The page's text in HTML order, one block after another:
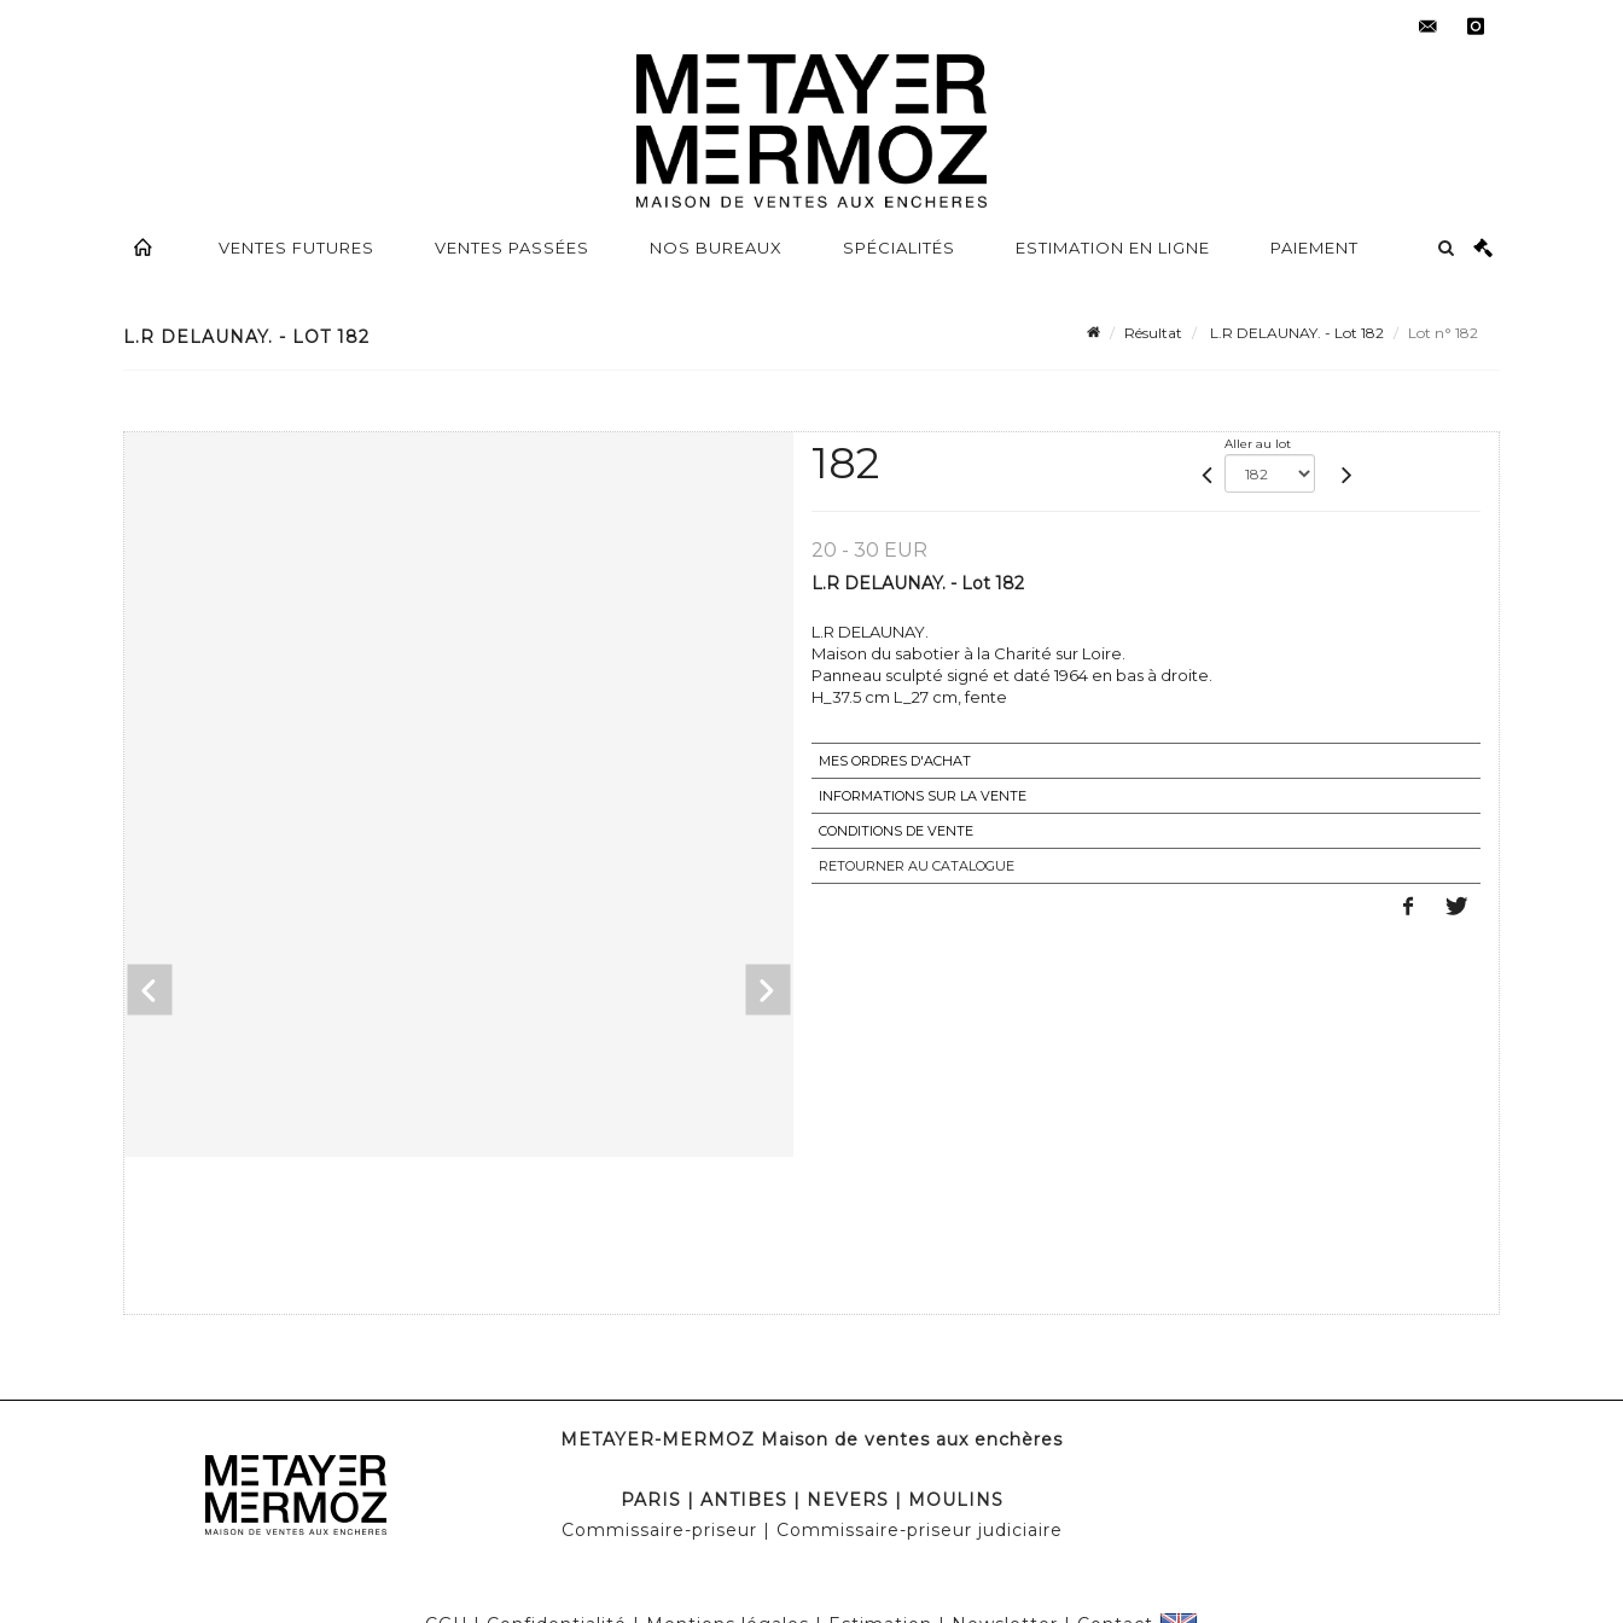
VENTES FUTURES VENTES PASSÉES NOS BUREAUX SPÉCIALITÉS ESTIMATION EN LIGNE PAIEMENT
L.R DELAUNAY. - LOT 182 Résultat L.R DELAUNAY. - Lot 182 Lot n° 182
182 Aller au lot
20 - 30 EUR
L.R DELAUNAY. - Lot 182
L.R DELAUNAY.
Maison du sabotier à la Charité sur Loire.
Panneau sculpté signé et daté 1964 en bas à droite.
H_37.5 cm L_27 cm, fente
MES ORDRES D'ACHAT
INFORMATIONS SUR LA VENTE
CONDITIONS DE VENTE
RETOURNER AU CATALOGUE
METAYER-MERMOZ Maison de ventes aux enchères
PARIS | ANTIBES | NEVERS | MOULINS
Commissaire-priseur | Commissaire-priseur judiciaire